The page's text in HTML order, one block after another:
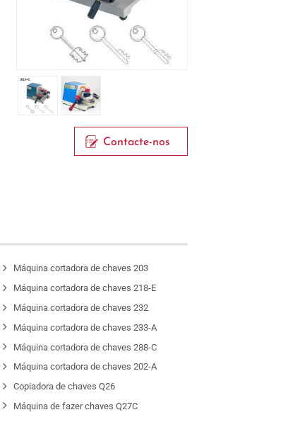
Contacte-nos
Máquina cortadora de chaves 203
Máquina cortadora de chaves 218-E
Máquina cortadora de chaves 232
Máquina cortadora de chaves 233-A
Máquina cortadora de chaves 288-C
Máquina cortadora de chaves 202-A
Copiadora de chaves Q26
Máquina de fazer chaves Q27C